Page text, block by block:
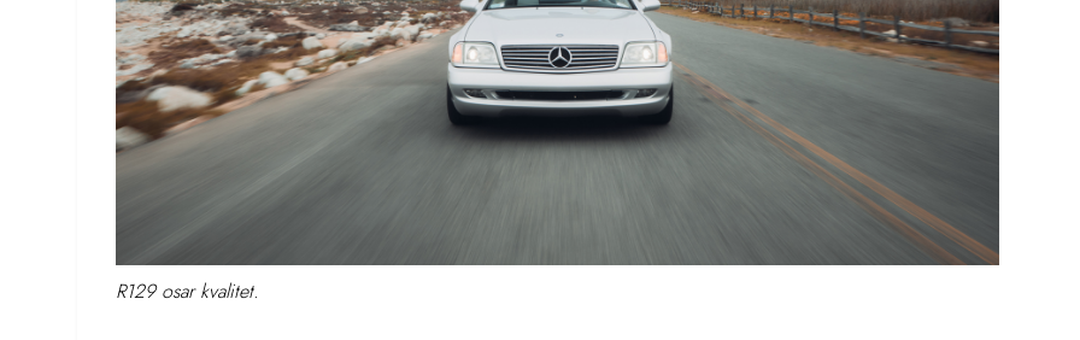
R129 osar kvalitet.